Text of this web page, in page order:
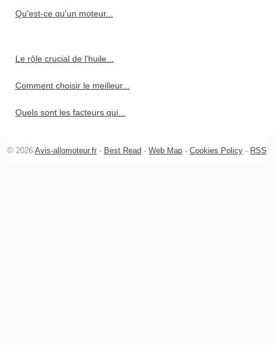
Qu'est-ce qu'un moteur...
Le rôle crucial de l'huile...
Comment choisir le meilleur...
Quels sont les facteurs qui...
© 2026 Avis-allomoteur.fr - Best Read - Web Map - Cookies Policy - RSS